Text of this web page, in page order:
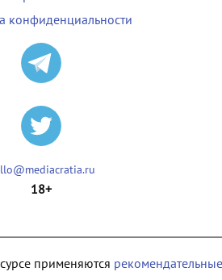
конфиденциальности
18+
применяются рекомендательные